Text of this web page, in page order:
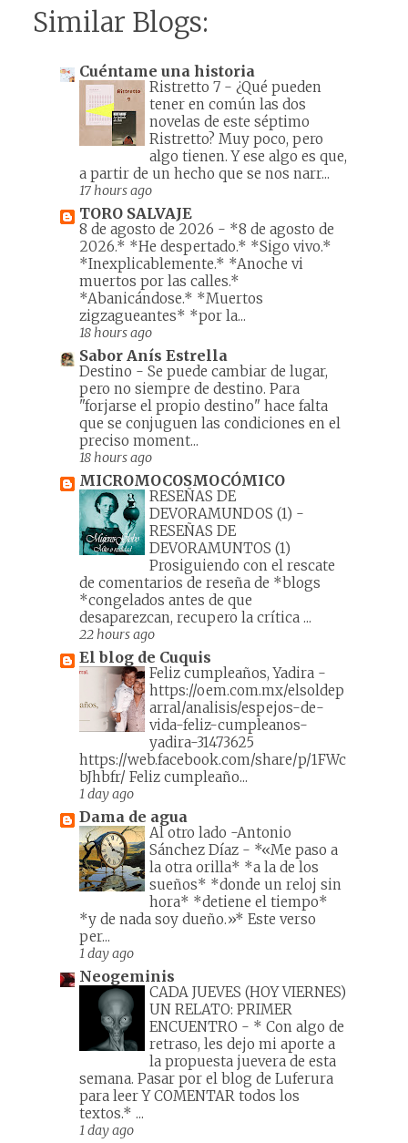
Similar Blogs:
Cuéntame una historia
Ristretto 7 - ¿Qué pueden
tener en común las dos
novelas de este séptimo
Ristretto? Muy poco, pero
algo tienen. Y ese algo es que,
a partir de un hecho que se nos narr...
17 hours ago
TORO SALVAJE
8 de agosto de 2026 - *8 de agosto de
2026.* *He despertado.* *Sigo vivo.*
*Inexplicablemente.* *Anoche vi
muertos por las calles.*
*Abanicándose.* *Muertos
zigzagueantes* *por la...
18 hours ago
Sabor Anís Estrella
Destino - Se puede cambiar de lugar,
pero no siempre de destino. Para
"forjarse el propio destino" hace falta
que se conjuguen las condiciones en el
preciso moment...
18 hours ago
MICROMOCOSMOCÓMICO
RESEÑAS DE
DEVORAMUNDOS (1) -
RESEÑAS DE
DEVORAMUNTOS (1)
Prosiguiendo con el rescate
de comentarios de reseña de *blogs
*congelados antes de que
desaparezcan, recupero la crítica ...
22 hours ago
El blog de Cuquis
Feliz cumpleaños, Yadira -
https://oem.com.mx/elsoldep
arral/analisis/espejos-de-
vida-feliz-cumpleanos-
yadira-31473625
https://web.facebook.com/share/p/1FWc
bJhbfr/ Feliz cumpleaño...
1 day ago
Dama de agua
Al otro lado -Antonio
Sánchez Díaz - *«Me paso a
la otra orilla* *a la de los
sueños* *donde un reloj sin
hora* *detiene el tiempo*
*y de nada soy dueño.»* Este verso
per...
1 day ago
Neogeminis
CADA JUEVES (HOY VIERNES)
UN RELATO: PRIMER
ENCUENTRO - * Con algo de
retraso, les dejo mi aporte a
la propuesta juevera de esta
semana. Pasar por el blog de Luferura
para leer Y COMENTAR todos los
textos.* ...
1 day ago